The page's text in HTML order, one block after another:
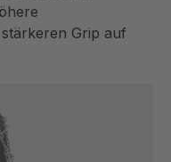
Grip auf